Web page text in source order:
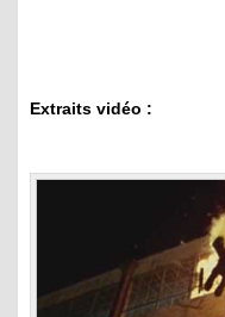
Extraits vidéo :